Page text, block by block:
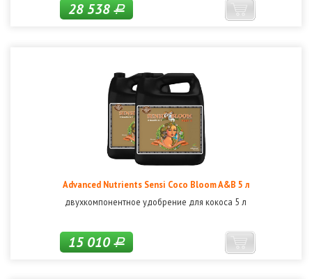
28 538Р
Advanced Nutrients Sensi Coco Bloom A&B 5 л
двухкомпонентное удобрение для кокоса 5 л
15 010Р